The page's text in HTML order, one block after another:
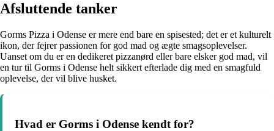
Afsluttende tanker
Gorms Pizza i Odense er mere end bare en spisested; det er et kulturelt
ikon, der fejrer passionen for god mad og ægte smagsoplevelser.
Uanset om du er en dedikeret pizzanørd eller bare elsker god mad, vil
en tur til Gorms i Odense helt sikkert efterlade dig med en smagfuld
oplevelse, der vil blive husket.
Hvad er Gorms i Odense kendt for?